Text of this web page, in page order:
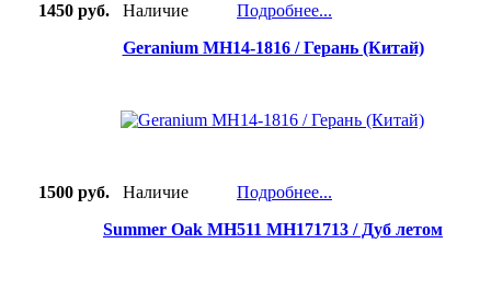
1450 руб. Наличие
Подробнее...
Geranium MH14-1816 / Герань (Китай)
1500 руб. Наличие
Подробнее...
Summer Oak MH511 MH171713 / Дуб летом